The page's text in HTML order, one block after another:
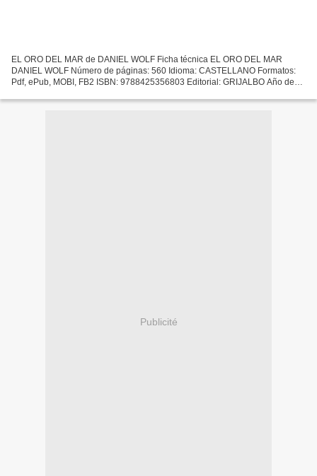
EL ORO DEL MAR de DANIEL WOLF Ficha técnica EL ORO DEL MAR
DANIEL WOLF Número de páginas: 560 Idioma: CASTELLANO Formatos:
Pdf, ePub, MOBI, FB2 ISBN: 9788425356803 Editorial: GRIJALBO Año de
Publicité